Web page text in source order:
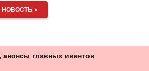
»
главных ивентов